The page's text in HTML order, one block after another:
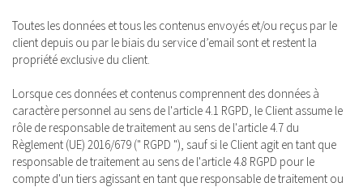
Toutes les données et tous les contenus envoyés et/ou reçus par le
client depuis ou par le biais du service d’email sont et restent la
propriété exclusive du client.
Lorsque ces données et contenus comprennent des données à
caractère personnel au sens de l'article 4.1 RGPD, le Client assume le
rôle de responsable de traitement au sens de l'article 4.7 du
Règlement (UE) 2016/679 (" RGPD "), sauf si le Client agit en tant que
responsable de traitement au sens de l'article 4.8 RGPD pour le
compte d'un tiers agissant en tant que responsable de traitement ou